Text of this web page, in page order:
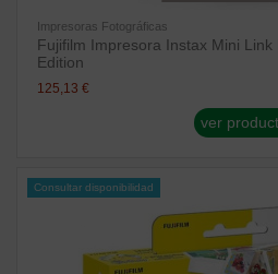
Impresoras Fotográficas
Fujifilm Impresora Instax Mini Link
Edition
125,13 €
ver
Consultar disponibilidad